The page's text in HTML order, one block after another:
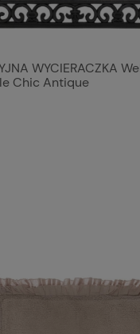
WYCIERACZKA
Chic Antique